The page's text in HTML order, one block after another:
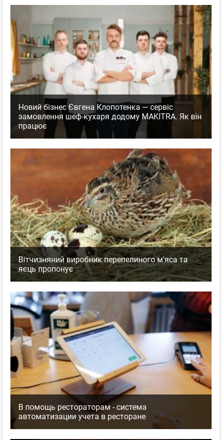
Новий бізнес Євгена Клопотенка — сервіс
замовлення шеф-кухаря додому MAKITRA. Як він
працює
Вітчизняний виробник перепелиного м'яса та
яєць пропонує
В помощь рестораторам - система
автоматизации учета в ресторане